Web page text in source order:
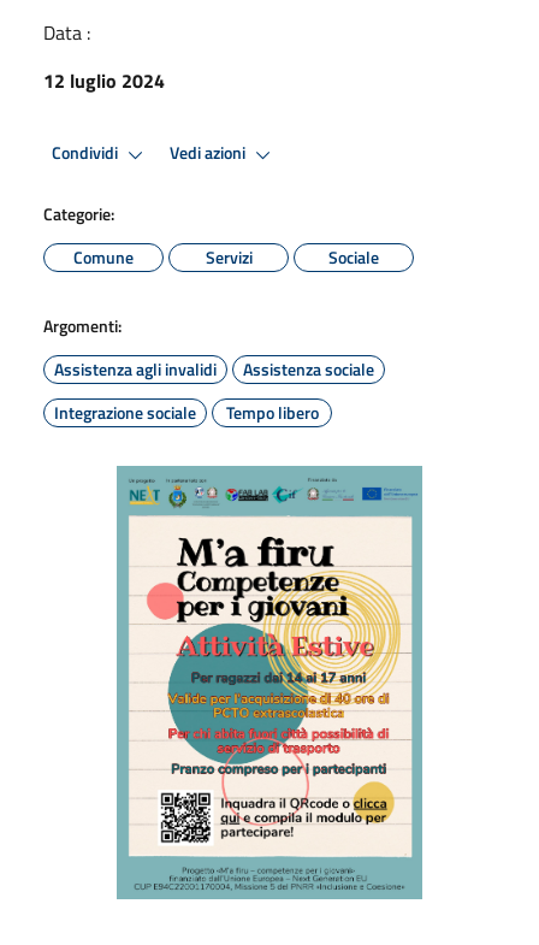
Data :
12 luglio 2024
Condividi Vedi azioni
Categorie:
Comune
Servizi Sociale
Argomenti:
Assistenza agli invalidi
Assistenza sociale
Integrazione sociale
Tempo libero